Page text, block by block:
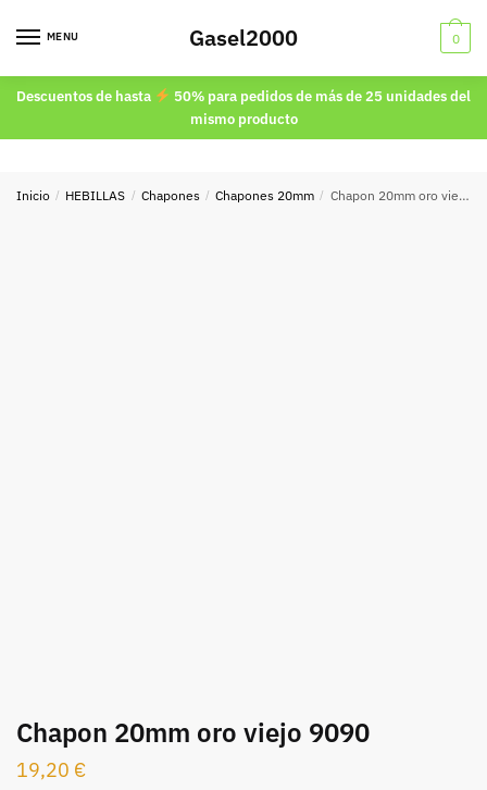
MENU Gasel2000 0
Descuentos de hasta
50% para pedidos de más de 25 unidades del
mismo producto
Inicio / HEBILLAS / Chapones / Chapones 20mm / Chapon 20mm oro viejo 9090
Chapon 20mm oro viejo 9090
19,20 €